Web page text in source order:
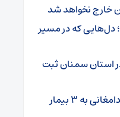
خارج نخواهد شد
دل‌هایی که در مسیر
نفر برای حج تمتع ۱۴۰۵ در استان سمنان ثبت
اهدای اعضای کودک ۶ ساله دامغانی به ۳ بیمار